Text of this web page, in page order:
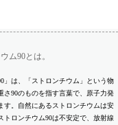
ム90とは。
」は、「ストロンチウム」という物
さ90のものを指す言葉で、原子力発
す。自然にあるストロンチウムは安
トロンチウム90は不安定で、放射線